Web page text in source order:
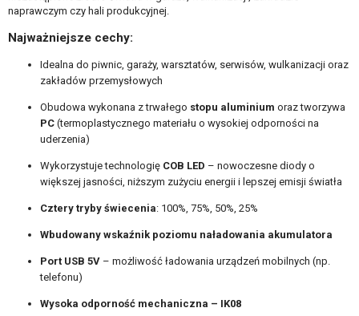
naprawczym czy hali produkcyjnej.
Najważniejsze cechy:
Idealna do piwnic, garaży, warsztatów, serwisów, wulkanizacji oraz
zakładów przemysłowych
Obudowa wykonana z trwałego stopu aluminium oraz tworzywa
PC (termoplastycznego materiału o wysokiej odporności na
uderzenia)
Wykorzystuje technologię COB LED – nowoczesne diody o
większej jasności, niższym zużyciu energii i lepszej emisji światła
Cztery tryby świecenia: 100%, 75%, 50%, 25%
Wbudowany wskaźnik poziomu naładowania akumulatora
Port USB 5V – możliwość ładowania urządzeń mobilnych (np.
telefonu)
Wysoka odporność mechaniczna – IK08